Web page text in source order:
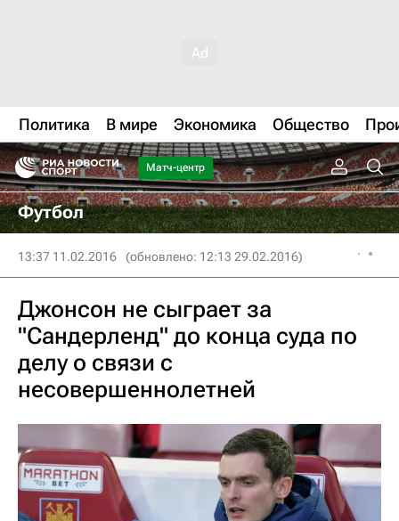
Политика В мире Экономика Общество
Матч-центр
Футбол
13:37 11.02.2016 (обновлено: 12:13 29.02.2016)
Джонсон не сыграет за
"Сандерленд" до конца суда по
делу о связи с
несовершеннолетней